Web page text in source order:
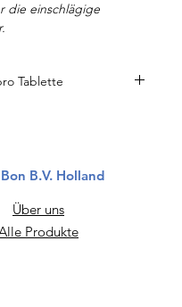
die einschlägige
Tablette
375
B.V. Holland
Über uns
Produkte